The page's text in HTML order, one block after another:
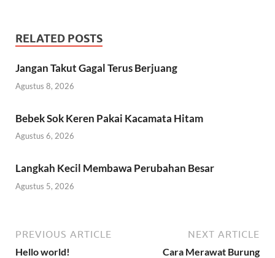
RELATED POSTS
Jangan Takut Gagal Terus Berjuang
Agustus 8, 2026
Bebek Sok Keren Pakai Kacamata Hitam
Agustus 6, 2026
Langkah Kecil Membawa Perubahan Besar
Agustus 5, 2026
PREVIOUS ARTICLE
Hello world!
NEXT ARTICLE
Cara Merawat Burung